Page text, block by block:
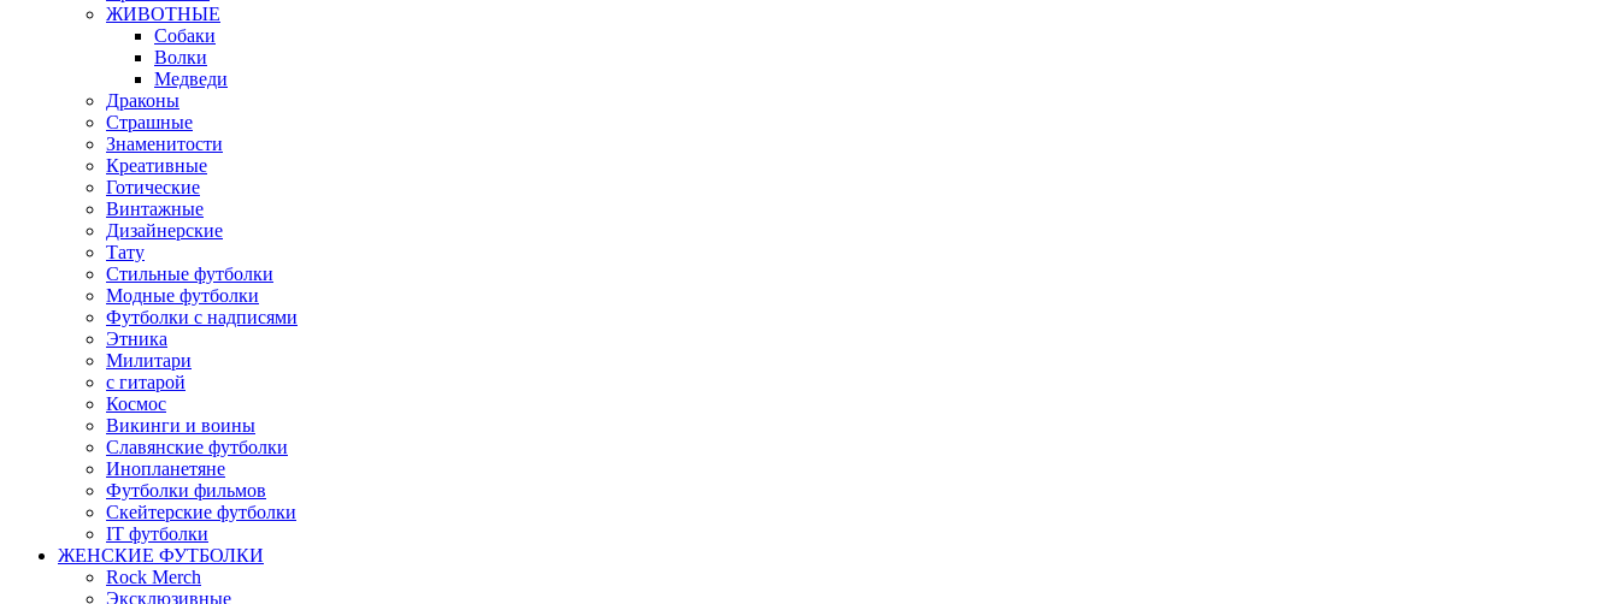
ЖИВОТНЫЕ
Собаки
Волки
Медведи
Драконы
Страшные
Знаменитости
Креативные
Готические
Винтажные
Дизайнерские
Тату
Стильные футболки
Модные футболки
Футболки с надписями
Этника
Милитари
с гитарой
Космос
Викинги и воины
Славянские футболки
Инопланетяне
Футболки фильмов
Скейтерские футболки
IT футболки
ЖЕНСКИЕ ФУТБОЛКИ
Rock Merch
Эксклюзивные